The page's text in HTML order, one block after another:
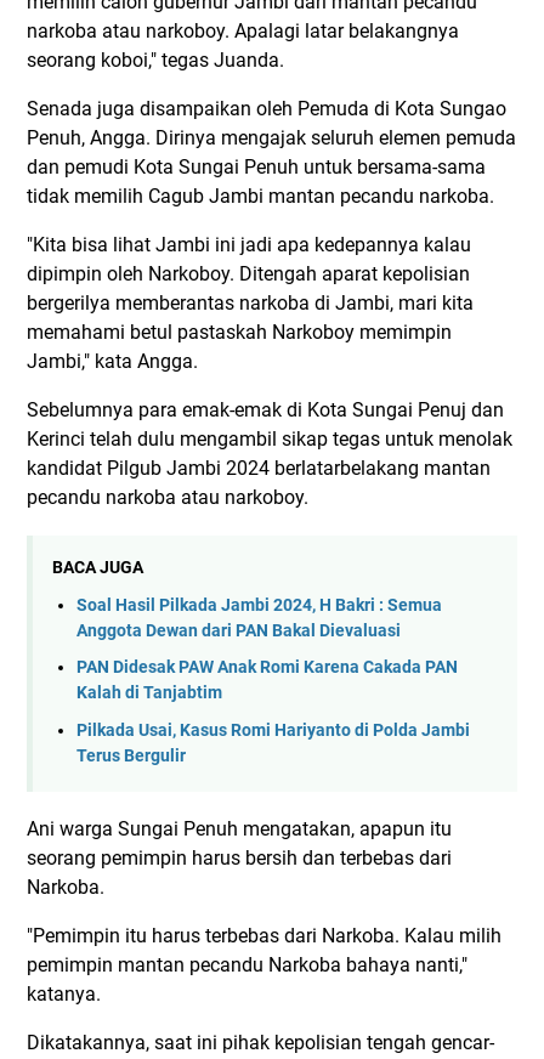
narkoba atau narkoboy. Apalagi latar belakangnya
seorang koboi," tegas Juanda.
Senada juga disampaikan oleh Pemuda di Kota Sungao
Penuh, Angga. Dirinya mengajak seluruh elemen pemuda
dan pemudi Kota Sungai Penuh untuk bersama-sama
tidak memilih Cagub Jambi mantan pecandu narkoba.
"Kita bisa lihat Jambi ini jadi apa kedepannya kalau
dipimpin oleh Narkoboy. Ditengah aparat kepolisian
bergerilya memberantas narkoba di Jambi, mari kita
memahami betul pastaskah Narkoboy memimpin
Jambi," kata Angga.
Sebelumnya para emak-emak di Kota Sungai Penuj dan
Kerinci telah dulu mengambil sikap tegas untuk menolak
kandidat Pilgub Jambi 2024 berlatarbelakang mantan
pecandu narkoba atau narkoboy.
BACA JUGA
Soal Hasil Pilkada Jambi 2024, H Bakri : Semua
Anggota Dewan dari PAN Bakal Dievaluasi
PAN Didesak PAW Anak Romi Karena Cakada PAN
Kalah di Tanjabtim
Pilkada Usai, Kasus Romi Hariyanto di Polda Jambi
Terus Bergulir
Ani warga Sungai Penuh mengatakan, apapun itu
seorang pemimpin harus bersih dan terbebas dari
Narkoba.
"Pemimpin itu harus terbebas dari Narkoba. Kalau milih
pemimpin mantan pecandu Narkoba bahaya nanti,"
katanya.
Dikatakannya, saat ini pihak kepolisian tengah gencar-